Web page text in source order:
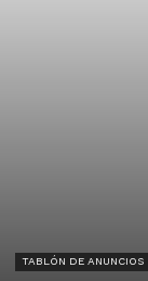
TABLÓN DE ANUNCIOS